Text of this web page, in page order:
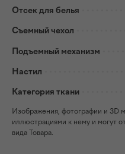
Отсек для белья
Съемный чехол
Подъемный механизм
Настил
Категория ткани
Изображения, фотографии и 3D
иллюстрациями к нему и могут
вида Товара.